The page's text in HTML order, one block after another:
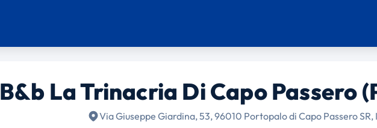
B&b La Trinacria Di Capo Passero
Via Giuseppe Giardina, 53, 96010 Portopalo di Capo Passero SR,